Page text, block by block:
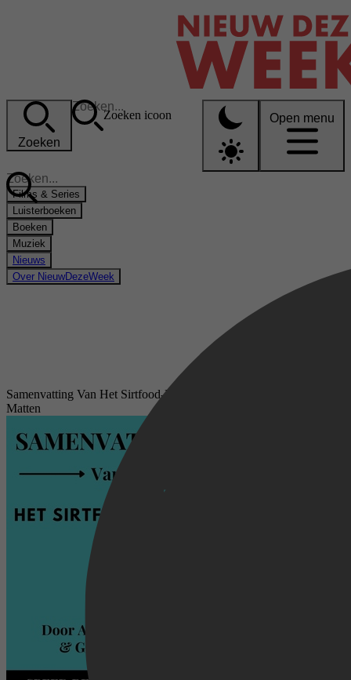
Zoeken
Zoeken icoon Open menu
Films & Series
Luisterboeken
Boeken
Muziek
Nieuws
Over NieuwDezeWeek
Samenvatting Van Het Sirtfood-Dieet Door Aidan Goggins & Glen
Matten